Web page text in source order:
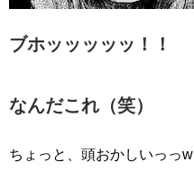
ブホッッッッッ！！
なんだこれ（笑）
ちょっと、頭おかしいっっw